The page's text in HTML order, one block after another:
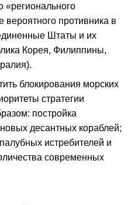
«регионального
вероятного противника в
Штаты и их
Корея, Филиппины,
блокирования морских
стратегии
постройка
десантных кораблей;
истребителей и
современных